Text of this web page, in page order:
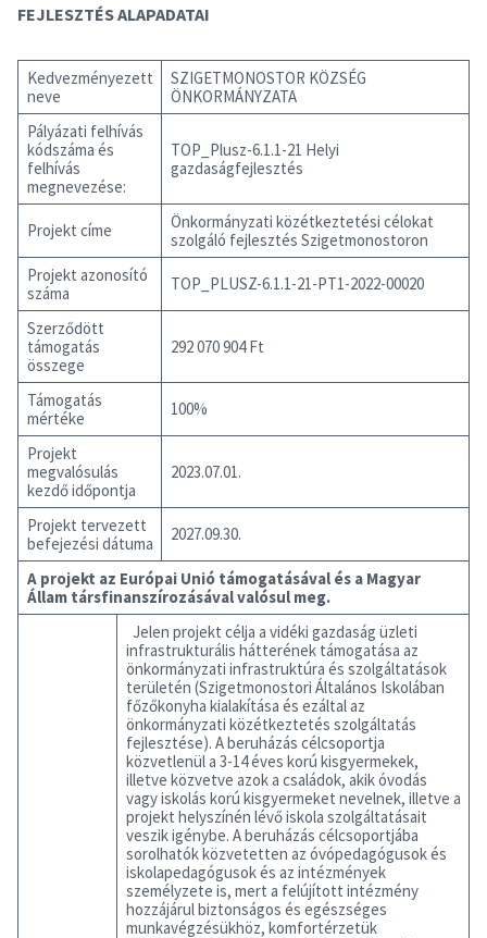
FEJLESZTÉS ALAPADATAI
Kedvezményezett
neve
SZIGETMONOSTOR KÖZSÉG
ÖNKORMÁNYZATA
Pályázati felhívás
kódszáma és
felhívás
megnevezése:
TOP_Plusz-6.1.1-21 Helyi
gazdaságfejlesztés
Projekt címe
Önkormányzati közétkeztetési célokat
szolgáló fejlesztés Szigetmonostoron
Projekt azonosító
száma
TOP_PLUSZ-6.1.1-21-PT1-2022-00020
Szerződött
támogatás
összege
292 070 904 Ft
Támogatás
mértéke
100%
Projekt
megvalósulás
kezdő időpontja
2023.07.01.
Projekt tervezett
befejezési dátuma
2027.09.30.
A projekt az Európai Unió támogatásával és a Magyar
Állam társfinanszírozásával valósul meg.
Jelen projekt célja a vidéki gazdaság üzleti
infrastrukturális hátterének támogatása az
önkormányzati infrastruktúra és szolgáltatások
területén (Szigetmonostori Általános Iskolában
főzőkonyha kialakítása és ezáltal az
önkormányzati közétkeztetés szolgáltatás
fejlesztése). A beruházás célcsoportja
közvetlenül a 3-14 éves korú kisgyermekek,
illetve közvetve azok a családok, akik óvodás
vagy iskolás korú kisgyermeket nevelnek, illetve a
projekt helyszínén lévő iskola szolgáltatásait
veszik igénybe. A beruházás célcsoportjába
sorolhatók közvetetten az óvópedagógusok és
iskolapedagógusok és az intézmények
személyzete is, mert a felújított intézmény
hozzájárul biztonságos és egészséges
munkavégzésükhöz, komfortérzetük